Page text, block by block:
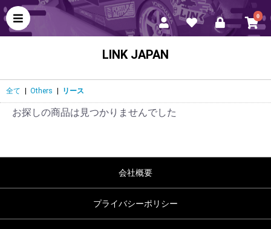
0
LINK JAPAN
全て Others リース
お探しの商品は見つかりませんでした
会社概要
プライバシーポリシー